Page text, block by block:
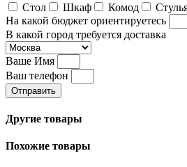
Стол
Шкаф Комод
На какой бюджет ориентируетесь
В какой город требуется доставка
Ваше Имя
Ваш телефон
Отправить
Другие товары
Похожие товары